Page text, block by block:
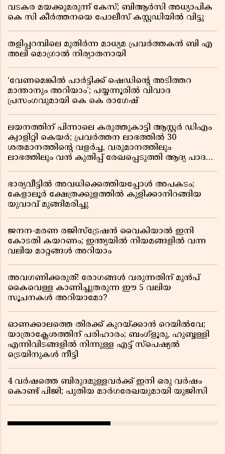
വടകര മയക്കുമരുന്ന് കേസ്; ബിആർസി അധ്യാപിക
കെ സി കീർത്തനയെ പോലീസ് കസ്റ്റഡിയിൽ വിട്ടു
തളിപ്പറമ്പിലെ മുതിർന്ന മാധ്യമ പ്രവർത്തകൻ ബി എ
അലി മൊഗ്രാൽ നിര്യാതനായി
‘വേണമെങ്കിൽ പാർട്ടിക്ക് ഷെഡിൻ്റെ അടിത്തറ
മാന്താനും അറിയാം’; പയ്യന്നൂരിൽ വിവാദ
പ്രസംഗവുമായി കെ കെ രാഗേഷ്
ലയനത്തിന് പിന്നാലെ കരുത്തുകാട്ടി ആസ്റ്റർ ഡിഎം
ക്വാളിറ്റി കെയർ; പ്രവർത്തന ലാഭത്തിൽ 30
ശതമാനത്തിൻ്റെ വളർച്ച, വരുമാനത്തിലും
ലാഭത്തിലും വൻ കുതിപ്പ് രേഖപ്പെടുത്തി ആദ്യ പാദ
ഭാര്യവീട്ടിൽ അവധിക്കെത്തിയപ്പോൾ അപകടം;
കേളാലൂർ ക്ഷേത്രക്കുളത്തിൽ കുളിക്കാനിറങ്ങിയ
യുവാവ് മുങ്ങിമരിച്ചു
ജനന-മരണ രജിസ്ട്രേഷൻ വൈകിയാൽ ഇനി
കോടതി കയറണം; ഇന്ത്യയിൽ നിയമങ്ങളിൽ വന്ന
വലിയ മാറ്റങ്ങൾ അറിയാം
അവഗണിക്കരുത്! രോഗങ്ങൾ വരുന്നതിന് മുൻപ്
കൈവെള്ള കാണിച്ചുതരുന്ന ഈ 5 വലിയ
സൂചനകൾ അറിയാമോ?
ഓണക്കാലത്തെ തിരക്ക് കുറയ്ക്കാൻ റെയിൽവേ;
യാത്രാക്ലേശത്തിന് പരിഹാരം; ബംഗ്ളൂരു, ഹുബ്ബള്ളി
എന്നിവിടങ്ങളിൽ നിന്നുള്ള എട്ട് സ്പെഷ്യൽ
ട്രെയിനുകൾ നീട്ടി
4 വർഷത്തെ ബിരുദമുള്ളവർക്ക് ഇനി ഒരു വർഷം
കൊണ്ട് പിജി; പുതിയ മാർഗരേഖയുമായി യുജിസി